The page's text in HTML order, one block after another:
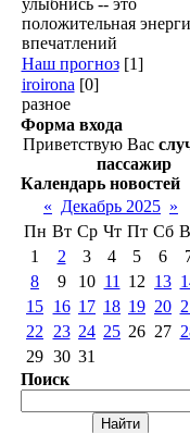
улыбнись -- это
положительная
впечатлений
Наш прогноз [1]
iroirona [0]
разное
Форма входа
Приветствую Вас
пассажир
Календарь новостей
« Декабрь 2025 »
Пн Вт Ср Чт Пт Сб
1
2 3 4 5 6
8
9 10 11 12 13
15 16 17 18 19 20
22
23 24 25 26 27
29 30 31
Поиск